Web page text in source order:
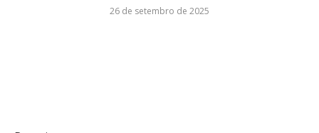
26 de setembro de 2025